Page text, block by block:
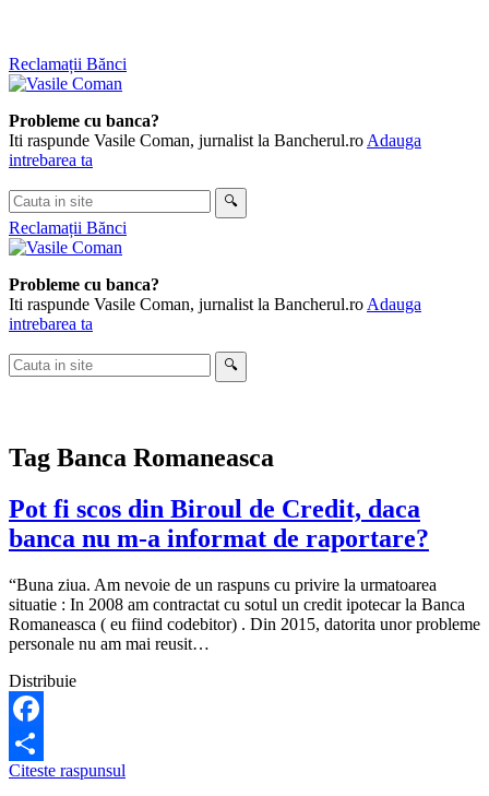
Skip
to
Reclamații Bănci
Probleme cu banca?
Iti raspunde Vasile Coman, jurnalist la Bancherul.ro Adauga
intrebarea ta
Cauta
in
site
🔍
Reclamații Bănci
Probleme cu banca?
Iti raspunde Vasile Coman, jurnalist la Bancherul.ro Adauga
intrebarea ta
Cauta
in
🔍
Tag Banca Romaneasca
Pot fi scos din Biroul de Credit, daca
banca nu m-a informat de raportare?
“Buna ziua. Am nevoie de un raspuns cu privire la urmatoarea
situatie : In 2008 am contractat cu sotul un credit ipotecar la Banca
Romaneasca ( eu fiind codebitor) . Din 2015, datorita unor probleme
personale nu am mai reusit…
Distribuie
Facebook
Share
Citeste raspunsul